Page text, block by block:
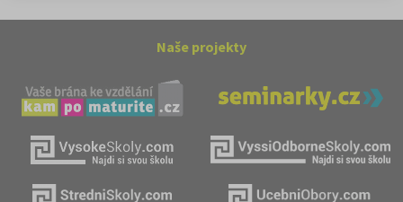
Naše projekty